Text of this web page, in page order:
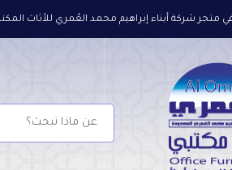
متجر شركة أبناء إبراهيم محمد العُمري للأثاث